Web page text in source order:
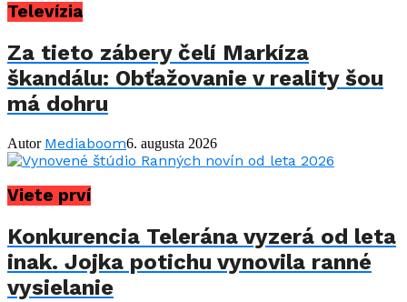
Televízia
Za tieto zábery čelí Markíza
škandálu: Obťažovanie v reality šou
má dohru
Autor Mediaboom6. augusta 2026
Viete prví
Konkurencia Telerána vyzerá od leta
inak. Jojka potichu vynovila ranné
vysielanie